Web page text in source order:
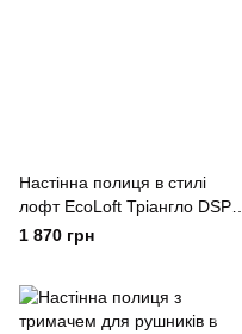
Настінна полиця в стилі
лофт EcoLoft Тріангло DSP-
1343
1 870 грн